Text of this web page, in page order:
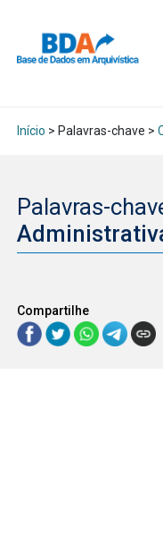
Início > Palavras-chave >
Palavras-
Compartilhe